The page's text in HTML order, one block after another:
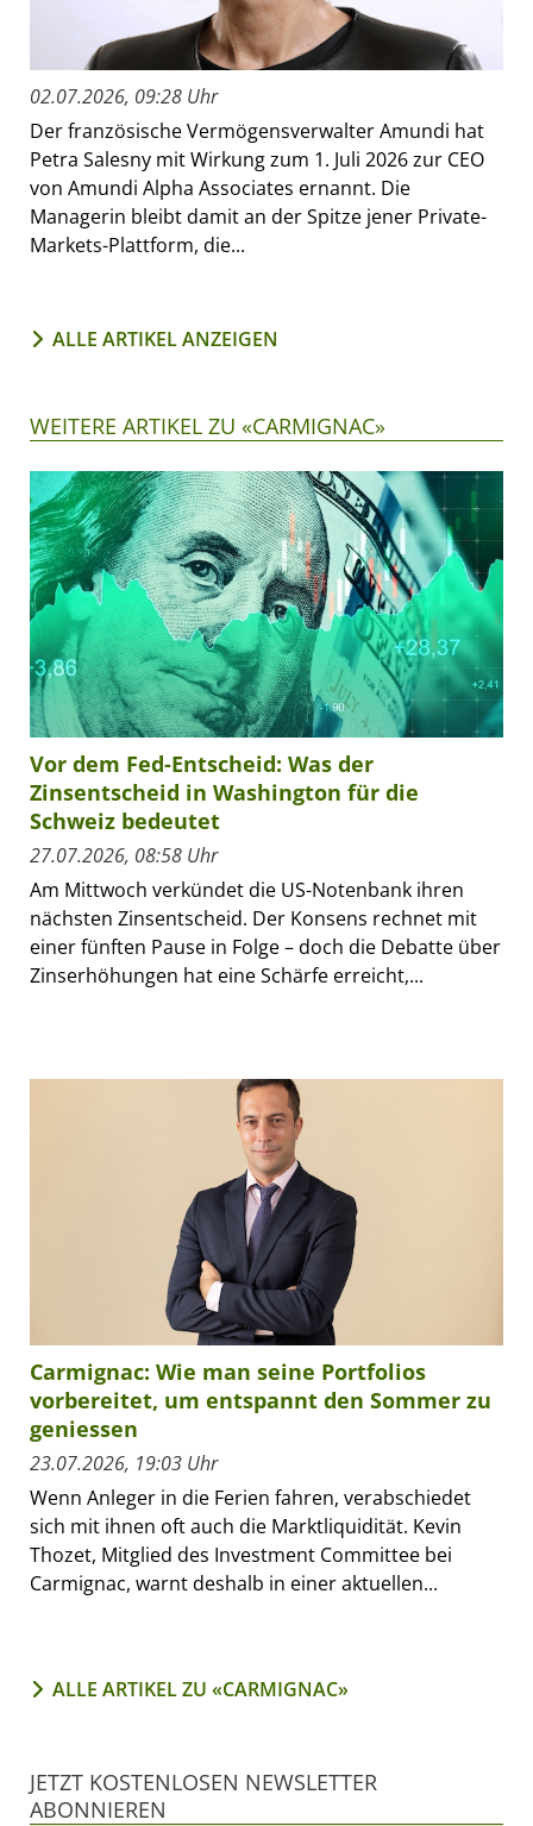
02.07.2026, 09:28 Uhr
Der französische Vermögensverwalter Amundi hat
Petra Salesny mit Wirkung zum 1. Juli 2026 zur CEO
von Amundi Alpha Associates ernannt. Die
Managerin bleibt damit an der Spitze jener Private-
Markets-Plattform, die...
ALLE ARTIKEL ANZEIGEN
WEITERE ARTIKEL ZU «CARMIGNAC»
Vor dem Fed-Entscheid: Was der
Zinsentscheid in Washington für die
Schweiz bedeutet
27.07.2026, 08:58 Uhr
Am Mittwoch verkündet die US-Notenbank ihren
nächsten Zinsentscheid. Der Konsens rechnet mit
einer fünften Pause in Folge – doch die Debatte über
Zinserhöhungen hat eine Schärfe erreicht,...
Carmignac: Wie man seine Portfolios
vorbereitet, um entspannt den Sommer zu
geniessen
23.07.2026, 19:03 Uhr
Wenn Anleger in die Ferien fahren, verabschiedet
sich mit ihnen oft auch die Marktliquidität. Kevin
Thozet, Mitglied des Investment Committee bei
Carmignac, warnt deshalb in einer aktuellen...
ALLE ARTIKEL ZU «CARMIGNAC»
JETZT KOSTENLOSEN NEWSLETTER
ABONNIEREN